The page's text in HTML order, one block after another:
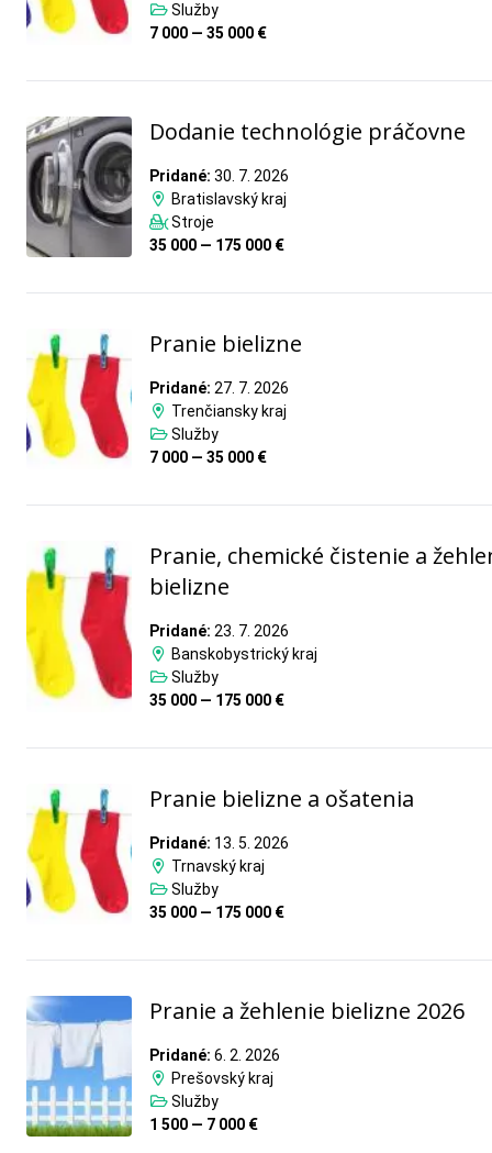
Služby
7 000 — 35 000 €
Dodanie technológie práčovne
Pridané: 30. 7. 2026
Bratislavský kraj
Stroje
35 000 — 175 000 €
Pranie bielizne
Pridané: 27. 7. 2026
Trenčiansky kraj
Služby
7 000 — 35 000 €
Pranie, chemické čistenie a
bielizne
Pridané: 23. 7. 2026
Banskobystrický kraj
Služby
35 000 — 175 000 €
Pranie bielizne a ošatenia
Pridané: 13. 5. 2026
Trnavský kraj
Služby
35 000 — 175 000 €
Pranie a žehlenie bielizne 2026
Pridané: 6. 2. 2026
Prešovský kraj
Služby
1 500 — 7 000 €